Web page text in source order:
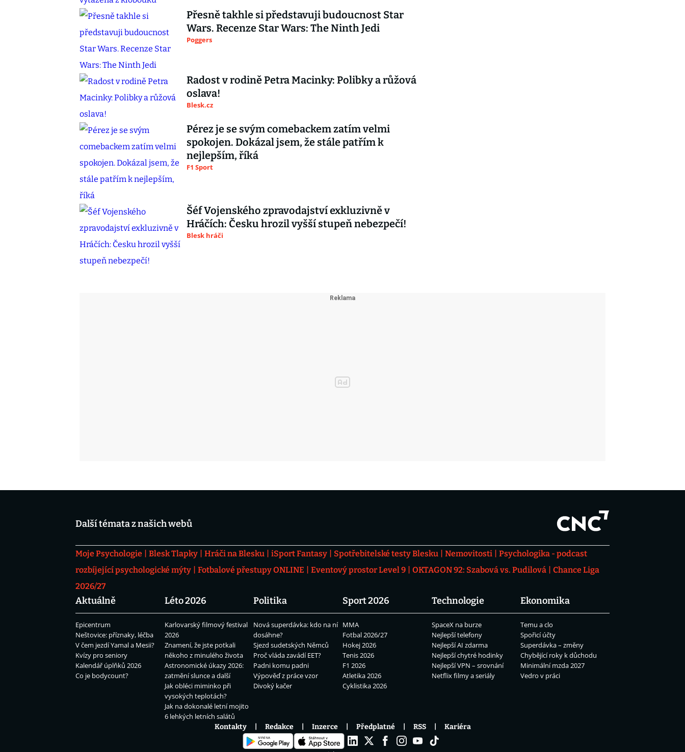
Přesně takhle si představuji budoucnost Star
Wars. Recenze Star Wars: The Ninth Jedi
Poggers
Radost v rodině Petra Macinky: Polibky a růžová
oslava!
Blesk.cz
Pérez je se svým comebackem zatím velmi
spokojen. Dokázal jsem, že stále patřím k
nejlepším, říká
F1 Sport
Šéf Vojenského zpravodajství exkluzivně v
Hráčích: Česku hrozil vyšší stupeň nebezpečí!
Blesk hráči
Další témata z našich webů
Moje Psychologie Blesk Tlapky Hráči na Blesku iSport Fantasy Spotřebitelské testy Blesku Nemovitosti
Psychologika - podcast
rozbíjející psychologické mýty
Fotbalové přestupy ONLINE Eventový prostor Level 9 OKTAGON 92: Szabová vs. Pudilová
Chance Liga
2026/27
Aktuálně
Epicentrum
Neštovice: příznaky, léčba
V čem jezdí Yamal a Mesii?
Kvízy pro seniory
Kalendář úplňků 2026
Co je bodycount?
Léto 2026
Karlovarský filmový festival
2026
Znamení, že jste potkali
někoho z minulého života
Astronomické úkazy 2026:
zatmění slunce a další
Jak obléci miminko při
vysokých teplotách?
Jak na dokonalé letní mojito
6 lehkých letních salátů
Politika
Nová superdávka: kdo na ní
dosáhne?
Sjezd sudetských Němců
Proč vláda zavádí EET?
Padni komu padni
Výpověď z práce vzor
Divoký kačer
Sport 2026
MMA
Fotbal 2026/27
Hokej 2026
Tenis 2026
F1 2026
Atletika 2026
Cyklistika 2026
Technologie
SpaceX na burze
Nejlepší telefony
Nejlepší AI zdarma
Nejlepší chytré hodinky
Nejlepší VPN – srovnání
Netflix filmy a seriály
Ekonomika
Temu a clo
Spořicí účty
Superdávka – změny
Chybějící roky k důchodu
Minimální mzda 2027
Vedro v práci
Kontakty Redakce Inzerce Předplatné RSS Kariéra